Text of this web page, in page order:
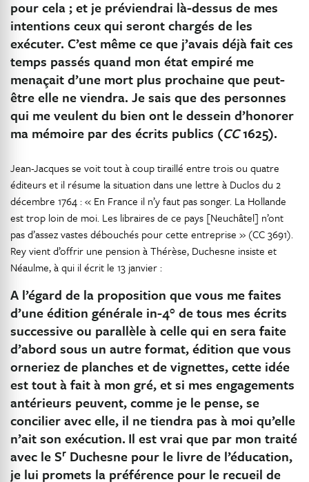
pour cela ; et je préviendrai là-dessus de mes
intentions ceux qui seront chargés de les
exécuter. C’est même ce que j’avais déjà fait ces
temps passés quand mon état empiré me
menaçait d’une mort plus prochaine que peut-
être elle ne viendra. Je sais que des personnes
qui me veulent du bien ont le dessein d’honorer
ma mémoire par des écrits publics (CC1625).
Jean-Jacques se voit tout à coup tiraillé entre trois ou quatre
éditeurs et il résume la situation dans une lettre à Duclos du 2
décembre 1764 : « En France il n’y faut pas songer. La Hollande
est trop loin de moi. Les libraires de ce pays [Neuchâtel] n’ont
pas d’assez vastes débouchés pour cette entreprise » (CC 3691).
Rey vient d’offrir une pension à Thérèse, Duchesne insiste et
Néaulme, à qui il écrit le 13 janvier :
A l’égard de la proposition que vous me faites
d’une édition générale in-4° de tous mes écrits
successive ou parallèle à celle qui en sera faite
d’abord sous un autre format, édition que vous
orneriez de planches et de vignettes, cette idée
est tout à fait à mon gré, et si mes engagements
antérieurs peuvent, comme je le pense, se
concilier avec elle, il ne tiendra pas à moi qu’elle
n’ait son exécution. Il est vrai que par mon traité
avec le Sr Duchesne pour le livre de l’éducation,
je lui promets la préférence pour le recueil de